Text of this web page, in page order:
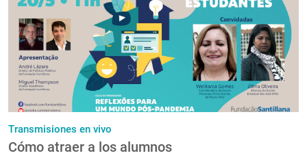
Transmisiones en vivo
Cómo atraer a los alumnos